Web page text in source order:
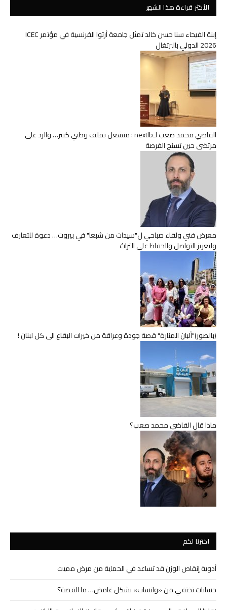
الأكثر قراءة هذا الشهر
إبنة الفيحاء سنا حسن خالد تمثل جامعة أرتوا الفرنسية في مؤتمر ICEC
2026 الدولي بالبرتغال
القاضي محمد صعب لـnextlb : منشغل بملف وطني كبير… والرد على
مرتضى حين تسنح الفرصة
معرض فني ولقاء صباحي ل"سيدات من شبعا" في بيروت… دعوة للتعارف
ولتعزيز التواصل والحفاظ على التراث
(بالصور)"ألبان المنارة" قصة جودة وعراقة من خيرات البقاع الى كل لبنان !
ماذا قال القاضي محمد صعب؟
اخترنا لكم
أدوية إنقاص الوزن قد تساعد في الحماية من مرض مميت
حسابات تختفي من «واتساب» بشكل غامض… ما القصة؟